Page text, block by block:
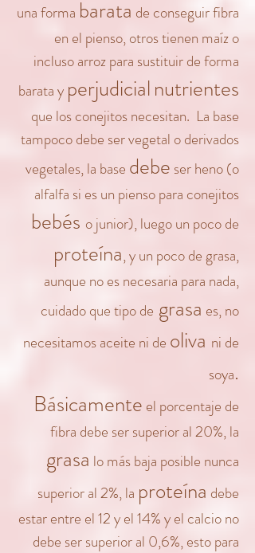
una forma barata de conseguir fibra
en el pienso, otros tienen maíz o
incluso arroz para sustituir de forma
barata y perjudicialnutrientes
que los conejitos necesitan. La base
tampoco debe ser vegetal o derivados
vegetales, la base debe ser heno (o
alfalfa si es un pienso para conejitos
bebés o junior), luego un poco de
proteína, y un poco de grasa,
aunque no es necesaria para nada,
cuidado que tipo de grasa es, no
necesitamos aceite ni de oliva ni de
soya.
Básicamente el porcentaje de
fibra debe ser superior al 20%, la
grasa lo más baja posible nunca
superior al 2%, la proteína debe
estar entre el 12 y el 14% y el calcio no
debe ser superior al 0,6%, esto para